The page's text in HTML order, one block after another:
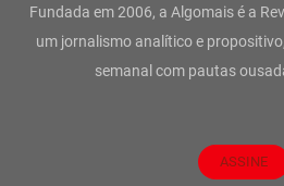
Fundada em 2006, a Algomais é a
um jornalismo analítico e
semanal com pautas
ASSINE